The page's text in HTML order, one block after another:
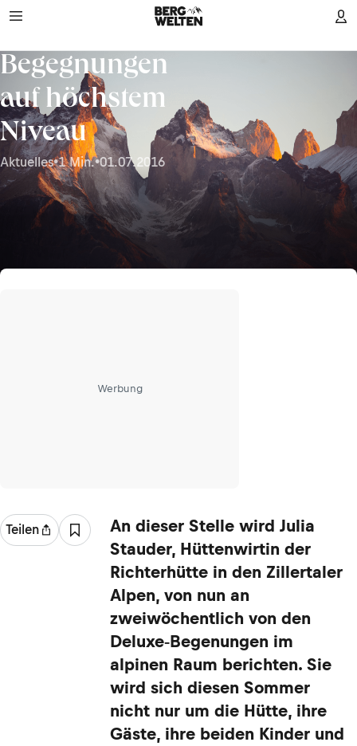
Begegnungen
auf höchstem
Niveau
Aktuelles•1 Min.•01.07.2016
Werbung
Teilen
An dieser Stelle wird Julia
Stauder, Hüttenwirtin der
Richterhütte in den Zillertaler
Alpen, von nun an
zweiwöchentlich von den
Deluxe­‐Begenungen im
alpinen Raum berichten. Sie
wird sich diesen Sommer
nicht nur um die Hütte, ihre
Gäste, ihre beiden Kinder und